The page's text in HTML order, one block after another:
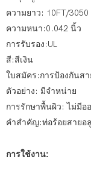
ความยาว: 10FT/3050
ความหนา:0.042 นิ้ว
การรับรอง:UL
สี:สีเงิน
ใบสมัคร:การป้องกันส
ตัวอย่าง: มีจำหน่าย
การรักษาพื้นผิว: ไม่มีอ
คำสำคัญ:ท่อร้อยสายอ
การใช้งาน: